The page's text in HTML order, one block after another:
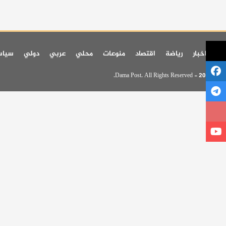
اخر اخبار رياضة اقتصاد منوعات محلي عربي دولي
© 2026 - Dama Post. All Rights Reserved.